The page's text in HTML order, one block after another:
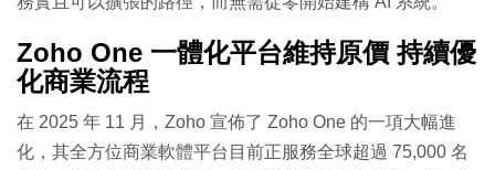
Zoho One 一體化平台維持原價 持續優
化商業流程
在 2025 年 11 月，Zoho 宣佈了 Zoho One 的一項大幅進
化，其全方位商業軟體平台目前正服務全球超過 75,000 名